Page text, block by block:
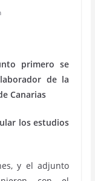
primero se
de la
Canarias
los estudios
y el adjunto